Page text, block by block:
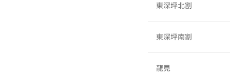
東深坪北割
東深坪南割
龍見